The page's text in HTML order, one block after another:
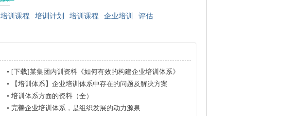
培训课程 培训计划 培训课程 企业培训 评估
• [下载]某集团内训资料《如何有效的构建企业培训体系》
•
【培训体系】企业培训体系中存在的问题及解决方案
• 培训体系方面的资料（全）
• 完善企业培训体系，是组织发展的动力源泉